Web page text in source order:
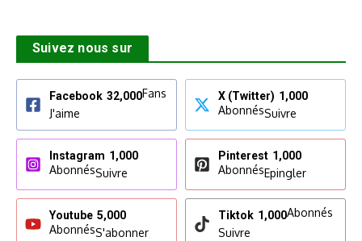
Suivez nous sur
Facebook 32,000Fans
J'aime
X (Twitter) 1,000
AbonnésSuivre
Instagram 1,000
AbonnésSuivre
Pinterest 1,000
AbonnésEpingler
Youtube 5,000
AbonnésS'abonner
Tiktok 1,000Abonnés
Suivre